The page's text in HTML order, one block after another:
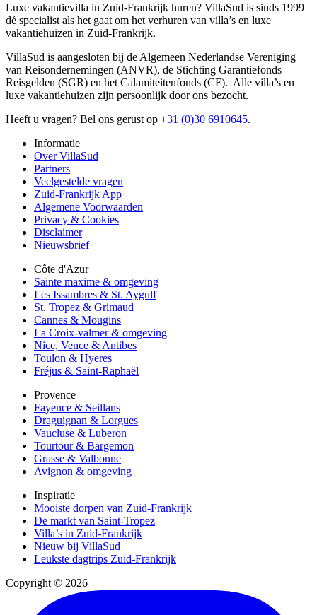
Luxe vakantievilla in Zuid-Frankrijk huren? VillaSud is sinds 1999
dé specialist als het gaat om het verhuren van villa’s en luxe
vakantiehuizen in Zuid-Frankrijk.
VillaSud is aangesloten bij de Algemeen Nederlandse Vereniging
van Reisondernemingen (ANVR), de Stichting Garantiefonds
Reisgelden (SGR) en het Calamiteitenfonds (CF). Alle villa’s en
luxe vakantiehuizen zijn persoonlijk door ons bezocht.
Heeft u vragen? Bel ons gerust op +31 (0)30 6910645.
Informatie
Over VillaSud
Partners
Veelgestelde vragen
Zuid-Frankrijk App
Algemene Voorwaarden
Privacy & Cookies
Disclaimer
Nieuwsbrief
Côte d'Azur
Sainte maxime & omgeving
Les Issambres & St. Aygulf
St. Tropez & Grimaud
Cannes & Mougins
La Croix-valmer & omgeving
Nice, Vence & Antibes
Toulon & Hyeres
Fréjus & Saint-Raphaël
Provence
Fayence & Seillans
Draguignan & Lorgues
Vaucluse & Luberon
Tourtour & Bargemon
Grasse & Valbonne
Avignon & omgeving
Inspiratie
Mooiste dorpen van Zuid-Frankrijk
De markt van Saint-Tropez
Villa’s in Zuid-Frankrijk
Nieuw bij VillaSud
Leukste dagtrips Zuid-Frankrijk
Copyright © 2026